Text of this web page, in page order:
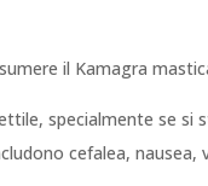
il Kamagra
specialmente se si
cefalea, nausea,